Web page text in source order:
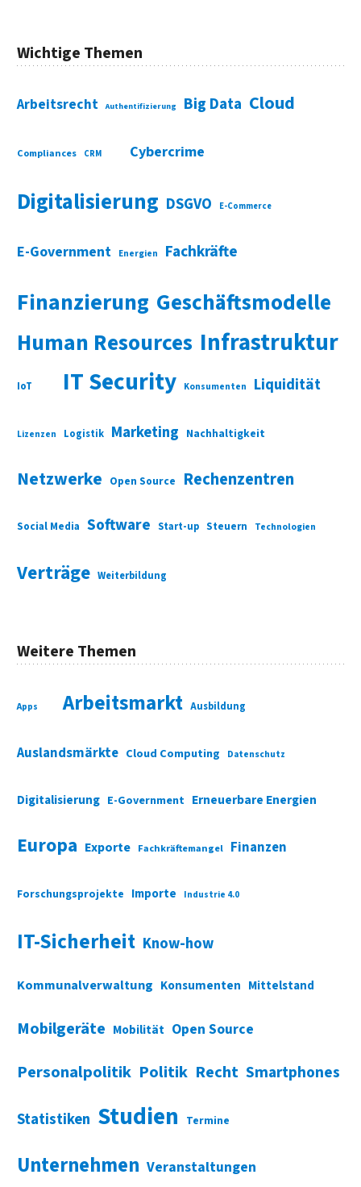
Wichtige Themen
Arbeitsrecht Authentifizierung Big Data Cloud
Compliances CRM Cybercrime
Digitalisierung DSGVO E-Commerce
E-Government Energien Fachkräfte
Finanzierung Geschäftsmodelle
Human Resources Infrastruktur
IoT IT Security Konsumenten Liquidität
Lizenzen Logistik Marketing Nachhaltigkeit
Netzwerke Open Source Rechenzentren
Social Media Software Start-up Steuern Technologien
Verträge Weiterbildung
Weitere Themen
Apps Arbeitsmarkt Ausbildung
Auslandsmärkte Cloud Computing Datenschutz
Digitalisierung E-Government Erneuerbare Energien
Europa Exporte Fachkräftemangel Finanzen
Forschungsprojekte Importe Industrie 4.0
IT-Sicherheit Know-how
Kommunalverwaltung Konsumenten Mittelstand
Mobilgeräte Mobilität Open Source
Personalpolitik Politik Recht Smartphones
Statistiken Studien Termine
Unternehmen Veranstaltungen